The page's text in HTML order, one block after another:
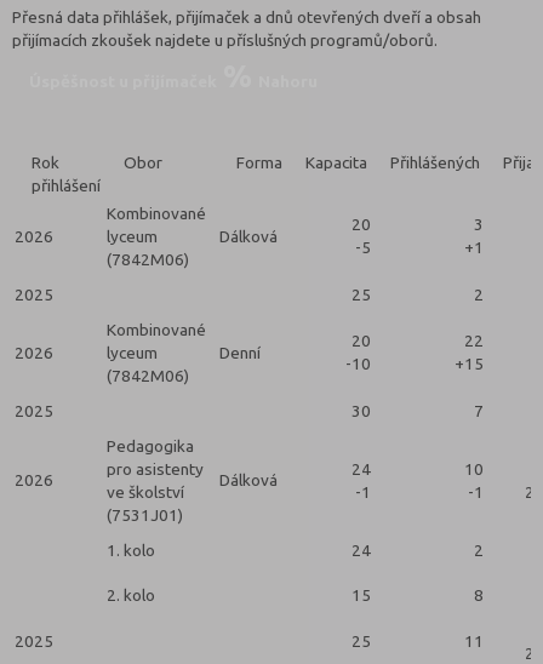
Přesná data přihlášek, přijímaček a dnů otevřených dveří a obsah
přijímacích zkoušek najdete u příslušných programů/oborů.
Rok
přihlášení
Obor Forma Kapacita Přihlášených
2026
Kombinované
lyceum
(7842M06)
Dálková
20
-5
3
+1
2025 25 2
2026
Kombinované
lyceum
(7842M06)
Denní
20
-10
22
+15
2025 30 7
2026
Pedagogika
pro asistenty
ve školství
(7531J01)
Dálková
24
-1
10
-1
2
1. kolo 24 2
2. kolo 15 8
2025 25 11
2